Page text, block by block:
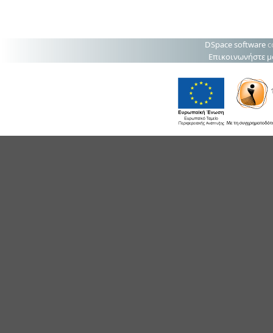
DSpace software
Επικοινωνήστε